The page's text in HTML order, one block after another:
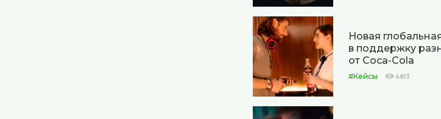
Новая
в поддержку
от Coca-Cola
#Кейсы 4813